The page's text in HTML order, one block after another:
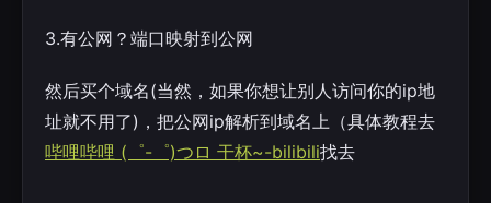
3.有公网？端口映射到公网
然后买个域名(当然，如果你想让别人访问你的ip地
址就不用了)，把公网ip解析到域名上（具体教程去
哔哩哔哩 (゜-゜)つロ 干杯~-bilibili找去